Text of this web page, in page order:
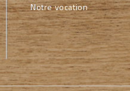
Notre vocation